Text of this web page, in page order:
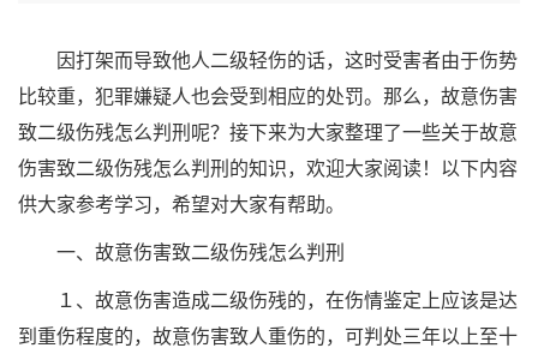
因打架而导致他人二级轻伤的话，这时受害者由于伤势
比较重，犯罪嫌疑人也会受到相应的处罚。那么，故意伤害
致二级伤残怎么判刑呢？接下来为大家整理了一些关于故意
伤害致二级伤残怎么判刑的知识，欢迎大家阅读！以下内容
供大家参考学习，希望对大家有帮助。
一、故意伤害致二级伤残怎么判刑
１、故意伤害造成二级伤残的，在伤情鉴定上应该是达
到重伤程度的，故意伤害致人重伤的，可判处三年以上至十